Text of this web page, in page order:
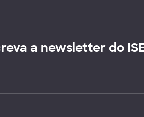
a newsletter do